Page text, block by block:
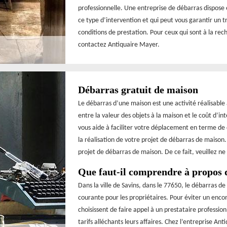
professionnelle. Une entreprise de débarras
ce type d’intervention et qui peut vous garantir un
conditions de prestation. Pour ceux qui sont à la
contactez Antiquaire Mayer.
Débarras gratuit de maison
Le débarras d’une maison est une activité
entre la valeur des objets à la maison et le coût
vous aide à faciliter votre déplacement en terme
la réalisation de votre projet de débarras de
projet de débarras de maison. De ce fait, veuillez
Que faut-il comprendre à propos
Dans la ville de Savins, dans le 77650, le débarras
courante pour les propriétaires. Pour éviter un
choisissent de faire appel à un prestataire
tarifs alléchants leurs affaires. Chez l’entreprise